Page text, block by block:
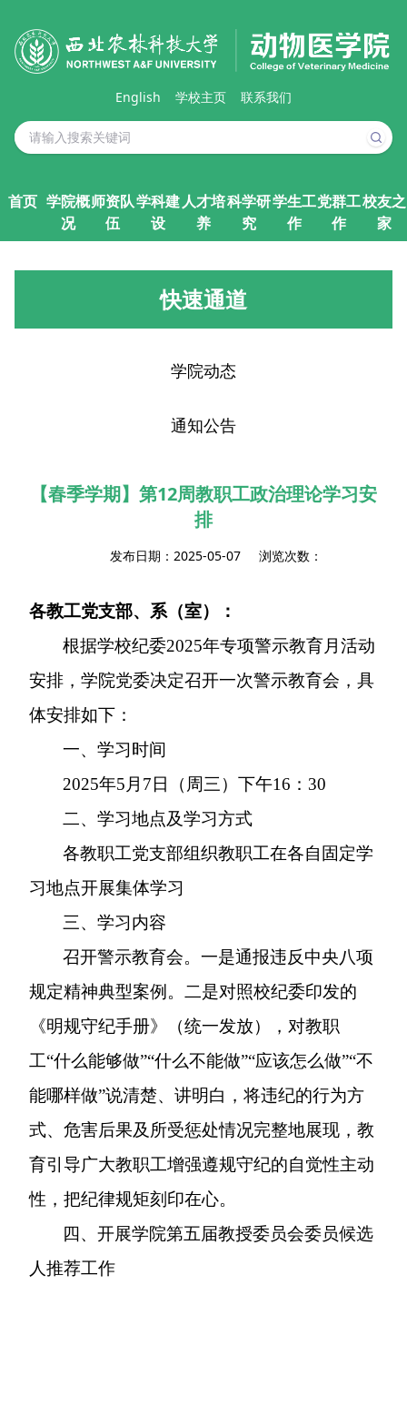
English 学校主页 联系我们
首页 学院概
况
师资队
伍
学科建
设
人才培
养
科学研
究
学生工
作
党群工
作
校友之
家
快速通道
学院动态
通知公告
【春季学期】第12周教职工政治理论学习安
排
发布日期：2025-05-07 浏览次数：
各教工党支部、系（室）：
根据学校纪委2025年专项警示教育月活动
安排，学院党委决定召开一次警示教育会，具
体安排如下：
一、学习时间
2025年5月7日（周三）下午16：30
二、学习地点及学习方式
各教职工党支部组织教职工在各自固定学
习地点开展集体学习
三、学习内容
召开警示教育会。一是通报违反中央八项
规定精神典型案例。二是对照校纪委印发的
《明规守纪手册》（统一发放），对教职
工“什么能够做”“什么不能做”“应该怎么做”“不
能哪样做”说清楚、讲明白，将违纪的行为方
式、危害后果及所受惩处情况完整地展现，教
育引导广大教职工增强遵规守纪的自觉性主动
性，把纪律规矩刻印在心。
四、开展学院第五届教授委员会委员候选
人推荐工作